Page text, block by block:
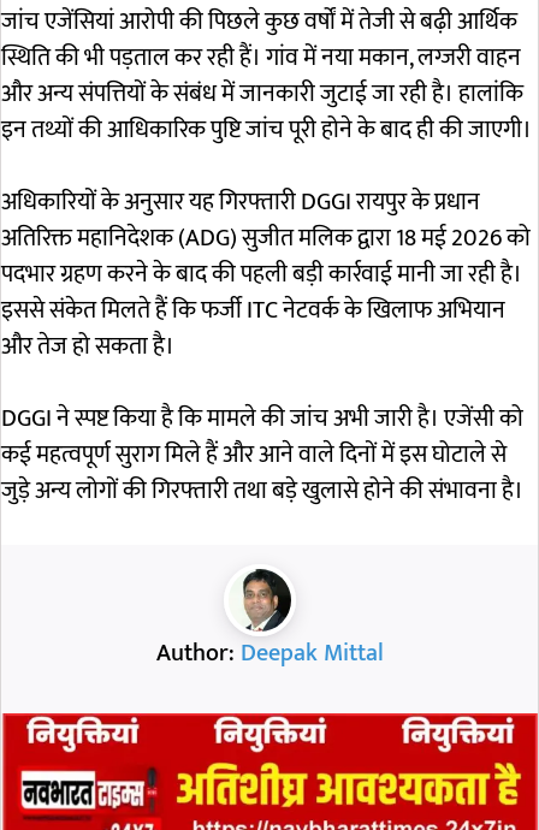
जांच एजेंसियां आरोपी की पिछले कुछ वर्षों में तेजी से बढ़ी आर्थिक
स्थिति की भी पड़ताल कर रही हैं। गांव में नया मकान, लग्जरी वाहन
और अन्य संपत्तियों के संबंध में जानकारी जुटाई जा रही है। हालांकि
इन तथ्यों की आधिकारिक पुष्टि जांच पूरी होने के बाद ही की जाएगी।
अधिकारियों के अनुसार यह गिरफ्तारी DGGI रायपुर के प्रधान
अतिरिक्त महानिदेशक (ADG) सुजीत मलिक द्वारा 18 मई 2026 को
पदभार ग्रहण करने के बाद की पहली बड़ी कार्रवाई मानी जा रही है।
इससे संकेत मिलते हैं कि फर्जी ITC नेटवर्क के खिलाफ अभियान
और तेज हो सकता है।
DGGI ने स्पष्ट किया है कि मामले की जांच अभी जारी है। एजेंसी को
कई महत्वपूर्ण सुराग मिले हैं और आने वाले दिनों में इस घोटाले से
जुड़े अन्य लोगों की गिरफ्तारी तथा बड़े खुलासे होने की संभावना है।
Author: Deepak Mittal